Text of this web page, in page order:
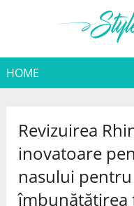
HOME
Revizuirea
inovatoare
nasului
îmbunătățirea